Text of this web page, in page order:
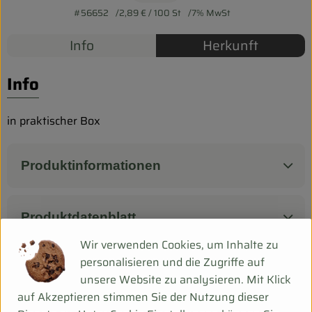
Pferdepension & Reitbetrieb
#56652 2,89 €/ 100 St 7% MwSt
Info Herkunft
Info
in praktischer Box
Produktinformationen
Produktdatenblatt
Herkunft
Wir verwenden Cookies, um Inhalte zu
personalisieren und die Zugriffe auf
unsere Website zu analysieren. Mit Klick
auf Akzeptieren stimmen Sie der Nutzung dieser